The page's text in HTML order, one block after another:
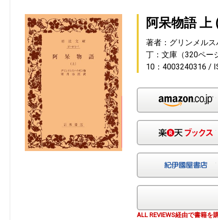
阿呆物語 上
著者：グリンメル
丁：文庫（320ペー
10：4003240316
ALL REVIEWS経由で書籍